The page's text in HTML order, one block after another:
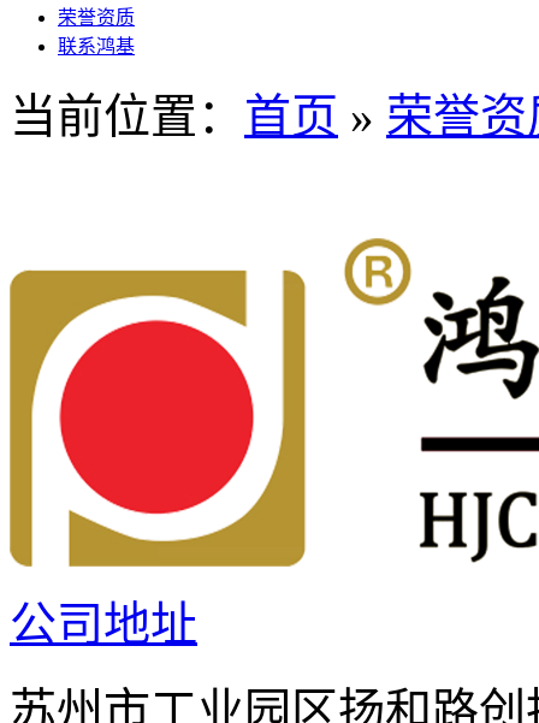
荣誉资质
联系鸿基
当前位置： 首页 » 荣誉资
公司地址
苏州市工业园区扬和路